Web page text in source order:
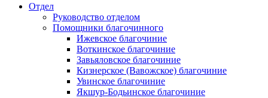
Отдел
Руководство отделом
Помощники благочинного
Ижевское благочиние
Воткинское благочиние
Завьяловское благочиние
Кизнерское (Вавожское) благочиние
Увинское благочиние
Якшур-Бодьинское благочиние